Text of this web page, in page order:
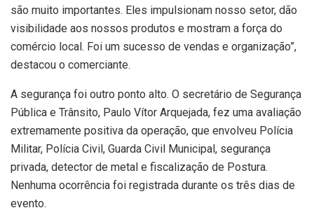
são muito importantes. Eles impulsionam nosso setor, dão
visibilidade aos nossos produtos e mostram a força do
comércio local. Foi um sucesso de vendas e organização”,
destacou o comerciante.
A segurança foi outro ponto alto. O secretário de Segurança
Pública e Trânsito, Paulo Vítor Arquejada, fez uma avaliação
extremamente positiva da operação, que envolveu Polícia
Militar, Polícia Civil, Guarda Civil Municipal, segurança
privada, detector de metal e fiscalização de Postura.
Nenhuma ocorrência foi registrada durante os três dias de
evento.